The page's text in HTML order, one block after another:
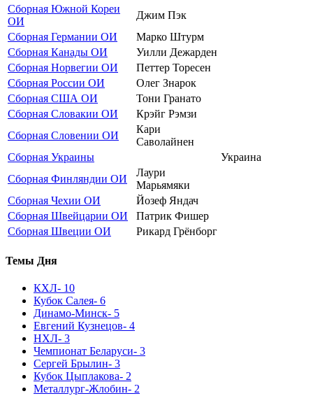
Сборная Южной Кореи
ОИ
Джим Пэк
Сборная Германии ОИ
Марко Штурм
Сборная Канады ОИ
Уилли Дежарден
Сборная Норвегии ОИ
Петтер Торесен
Сборная России ОИ
Олег Знарок
Сборная США ОИ
Тони Гранато
Сборная Словакии ОИ
Крэйг Рэмзи
Сборная Словении ОИ
Кари
Саволайнен
Сборная Украины
Украина
Сборная Финляндии ОИ
Лаури
Марьямяки
Сборная Чехии ОИ
Йозеф Яндач
Сборная Швейцарии ОИ
Патрик Фишер
Сборная Швеции ОИ
Рикард Грёнборг
Темы Дня
КХЛ- 10
Кубок Салея- 6
Динамо-Минск- 5
Евгений Кузнецов- 4
НХЛ- 3
Чемпионат Беларуси- 3
Сергей Брылин- 3
Кубок Цыплакова- 2
Металлург-Жлобин- 2